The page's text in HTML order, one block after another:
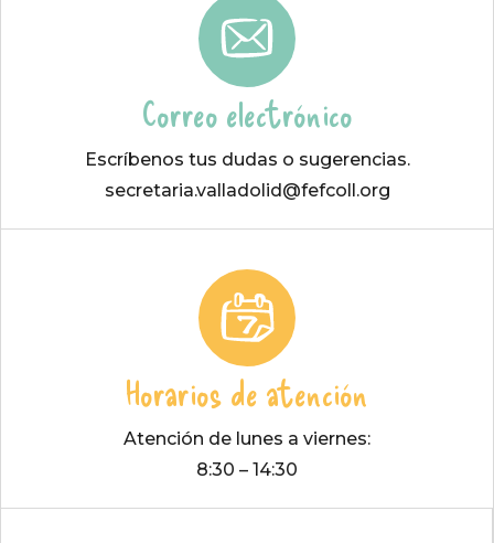
Correo electrónico
Escríbenos tus dudas o sugerencias.
secretaria.valladolid@fefcoll.org
Horarios de atención
Atención de lunes a viernes:
8:30 – 14:30